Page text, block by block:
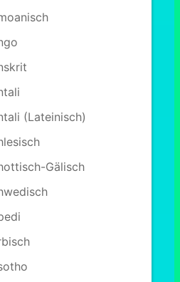
(Lateinisch)
Gälisch